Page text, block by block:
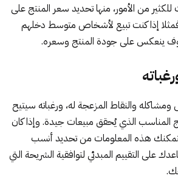
من الأمور، منها تحديد سعر المنتج على
فمثلا إذا كنت تبيع لأشخاص متوسط دخلهم
ينعكس على جودة المنتج وسعره.
ومشاكله والنقاط المزعجة له، ورغباته سيتيح
المناسب الذي يُحقق مبيعات جيدة. وإذا كان
هذه المعلومات من تحديد أنسب
على التقييم المبدئي لتوافقية الشريحة التي